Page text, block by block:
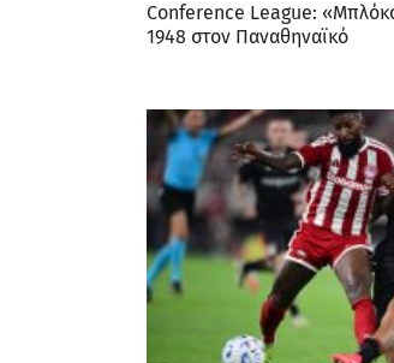
Conference League:
1948 στον Παναθηναϊκό